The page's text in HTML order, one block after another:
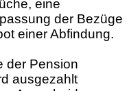
eine
der Bezüge
einer Abfindung.
der Pension
ausgezahlt